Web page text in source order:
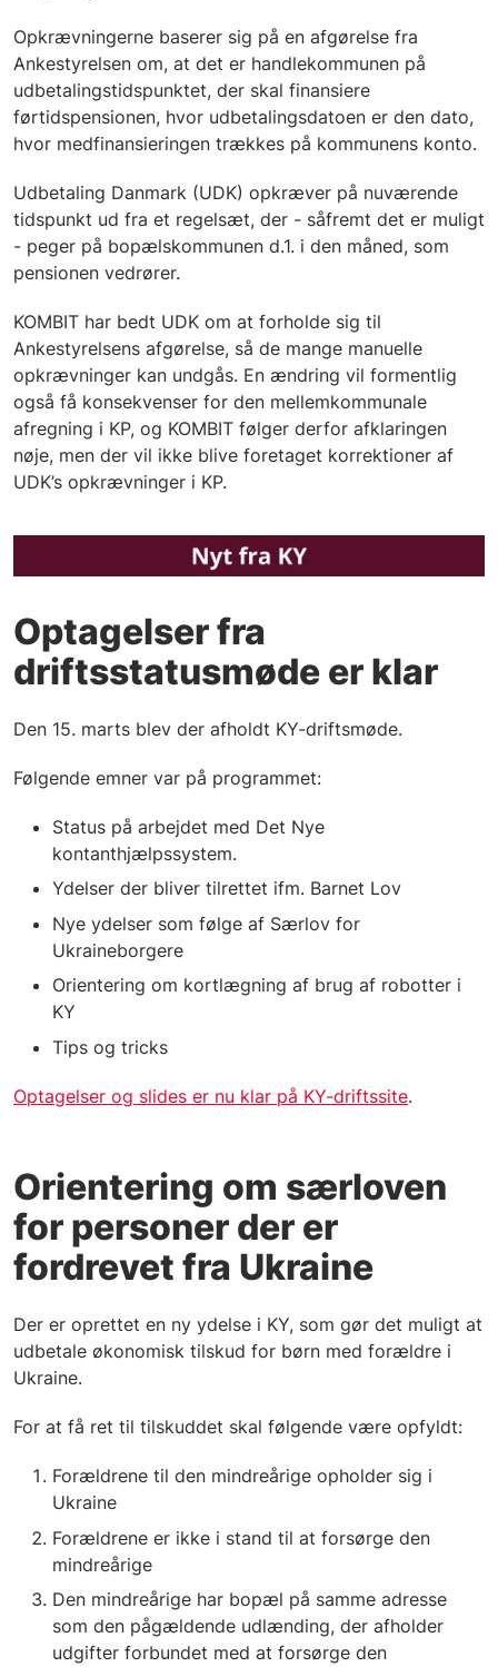
Opkrævningerne baserer sig på en afgørelse fra
Ankestyrelsen om, at det er handlekommunen på
udbetalingstidspunktet, der skal finansiere
førtidspensionen, hvor udbetalingsdatoen er den dato,
hvor medfinansieringen trækkes på kommunens konto.
Udbetaling Danmark (UDK) opkræver på nuværende
tidspunkt ud fra et regelsæt, der - såfremt det er muligt
- peger på bopælskommunen d.1. i den måned, som
pensionen vedrører.
KOMBIT har bedt UDK om at forholde sig til
Ankestyrelsens afgørelse, så de mange manuelle
opkrævninger kan undgås. En ændring vil formentlig
også få konsekvenser for den mellemkommunale
afregning i KP, og KOMBIT følger derfor afklaringen
nøje, men der vil ikke blive foretaget korrektioner af
UDK’s opkrævninger i KP.
Optagelser fra
driftsstatusmøde er klar
Den 15. marts blev der afholdt KY-driftsmøde.
Følgende emner var på programmet:
Status på arbejdet med Det Nye
kontanthjælpssystem.
Ydelser der bliver tilrettet ifm. Barnet Lov
Nye ydelser som følge af Særlov for
Ukraineborgere
Orientering om kortlægning af brug af robotter i
KY
Tips og tricks
Optagelser og slides er nu klar på KY-driftssite.
Orientering om særloven
for personer der er
fordrevet fra Ukraine
Der er oprettet en ny ydelse i KY, som gør det muligt at
udbetale økonomisk tilskud for børn med forældre i
Ukraine.
For at få ret til tilskuddet skal følgende være opfyldt:
Forældrene til den mindreårige opholder sig i
Ukraine
Forældrene er ikke i stand til at forsørge den
mindreårige
Den mindreårige har bopæl på samme adresse
som den pågældende udlænding, der afholder
udgifter forbundet med at forsørge den